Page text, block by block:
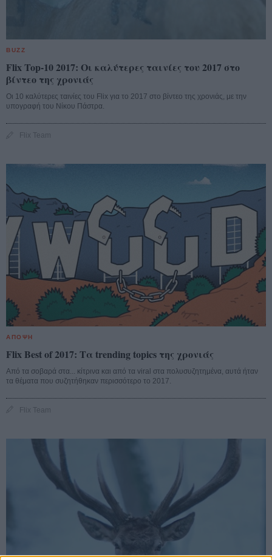
BUZZ
Flix Top-10 2017: Οι καλύτερες ταινίες του 2017 στο
βίντεο της χρονιάς
Οι 10 καλύτερες ταινίες του Flix για το 2017 στο βίντεο της χρονιάς, με την
υπογραφή του Νίκου Πάστρα.
Flix Team
ΑΠΟΨΗ
Flix Best of 2017: Τα trending topics της χρονιάς
Από τα σοβαρά στα... κίτρινα και από τα viral στα πολυσυζητημένα, αυτά ήταν
τα θέματα που συζητήθηκαν περισσότερο το 2017.
Flix Team